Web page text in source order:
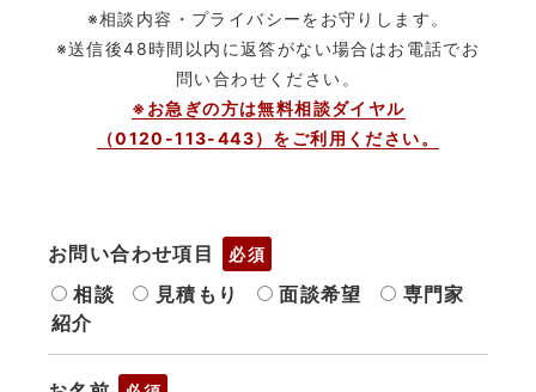
※相談内容・プライバシーをお守りします。
※送信後48時間以内に返答がない場合はお電話でお
問い合わせください。
※お急ぎの方は無料相談ダイヤル
（0120-113-443）をご利用ください。
お問い合わせ項目 必須
相談 見積もり 面談希望
専門家
紹介